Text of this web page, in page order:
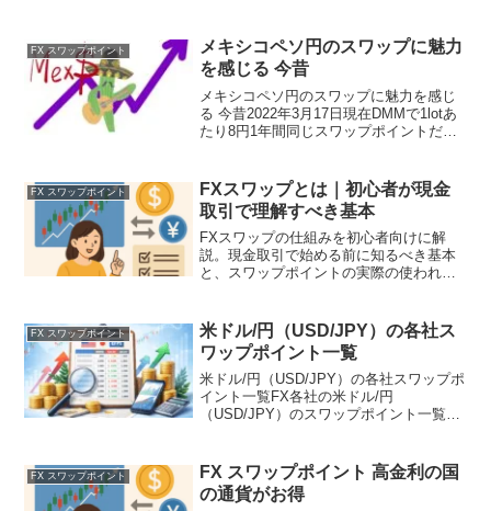
FX スワップポイント
メキシコペソ円のスワップに魅力
を感じる 今昔
メキシコペソ円のスワップに魅力を感じ
る 今昔2022年3月17日現在DMMで1lotあ
たり8円1年間同じスワップポイントだと
コペソの1lotの金額USドル...
FX スワップポイント
FXスワップとは｜初心者が現金
取引で理解すべき基本
FXスワップの仕組みを初心者向けに解
説。現金取引で始める前に知るべき基本
と、スワップポイントの実際の使われ方
FX スワップポイント
米ドル/円（USD/JPY）の各社ス
ワップポイント一覧
米ドル/円（USD/JPY）の各社スワップポ
イント一覧FX各社の米ドル/円
（USD/JPY）のスワップポイント一覧で
較サイトからの引用です※スワップポイ
ントは日々...
FX スワップポイント
FX スワップポイント 高金利の国
の通貨がお得